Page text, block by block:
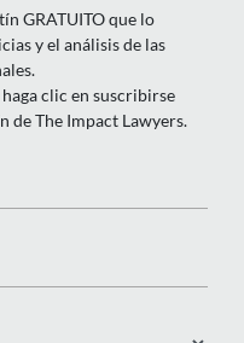
GRATUITO que lo
y el análisis de las
clic en suscribirse
de The Impact Lawyers.